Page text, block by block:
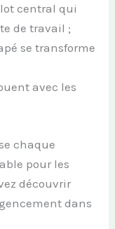
central qui
de travail ;
se transforme
avec les
chaque
pour les
découvrir
dans